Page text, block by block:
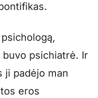
buvo psichiatrė. Ir
ji padėjo man
eros